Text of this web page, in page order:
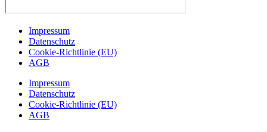
Impressum
Datenschutz
Cookie-Richtlinie (EU)
AGB
Impressum
Datenschutz
Cookie-Richtlinie (EU)
AGB